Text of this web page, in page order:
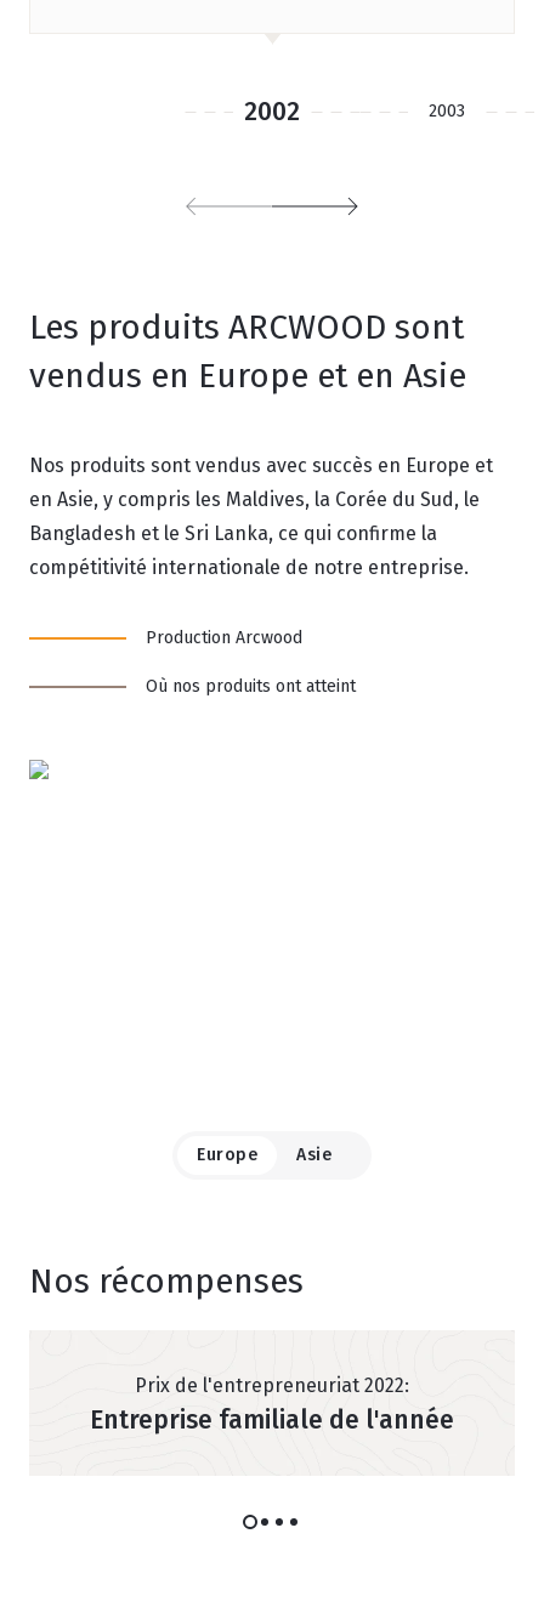
2002 2003
Les produits ARCWOOD sont
vendus en Europe et en Asie
Nos produits sont vendus avec succès en Europe et
en Asie, y compris les Maldives, la Corée du Sud, le
Bangladesh et le Sri Lanka, ce qui confirme la
compétitivité internationale de notre entreprise.
Production Arcwood
Où nos produits ont atteint
Europe Asie
Nos récompenses
Prix de l'entrepreneuriat 2022:
Entreprise familiale de l'année